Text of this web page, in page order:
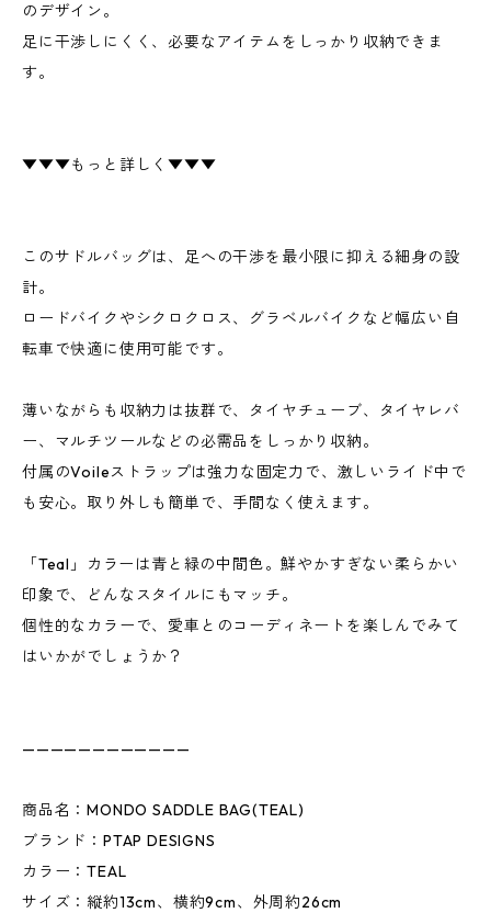
のデザイン。
足に干渉しにくく、必要なアイテムをしっかり収納できま
す。
▼▼▼もっと詳しく▼▼▼
このサドルバッグは、足への干渉を最小限に抑える細身の設
計。
ロードバイクやシクロクロス、グラベルバイクなど幅広い自
転車で快適に使用可能です。
薄いながらも収納力は抜群で、タイヤチューブ、タイヤレバ
ー、マルチツールなどの必需品をしっかり収納。
付属のVoileストラップは強力な固定力で、激しいライド中で
も安心。取り外しも簡単で、手間なく使えます。
「Teal」カラーは青と緑の中間色。鮮やかすぎない柔らかい
印象で、どんなスタイルにもマッチ。
個性的なカラーで、愛車とのコーディネートを楽しんでみて
はいかがでしょうか？
————————————
商品名：MONDO SADDLE BAG(TEAL)
ブランド：PTAP DESIGNS
カラー：TEAL
サイズ：縦約13cm、横約9cm、外周約26cm